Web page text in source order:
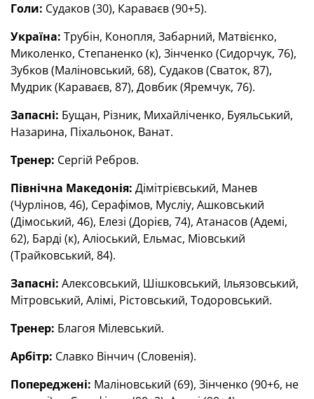
Голи: Судаков (30), Караваєв (90+5).
Україна: Трубін, Конопля, Забарний, Матвієнко,
Миколенко, Степаненко (к), Зінченко (Сидорчук, 76),
Зубков (Маліновський, 68), Судаков (Сваток, 87),
Мудрик (Караваєв, 87), Довбик (Яремчук, 76).
Запасні: Бущан, Різник, Михайліченко, Буяльський,
Назарина, Піхальонок, Ванат.
Тренер: Сергій Ребров.
Північна Македонія: Дімітрієвський, Манев
(Чурлінов, 46), Серафімов, Мусліу, Ашковський
(Дімоський, 46), Елезі (Дорієв, 74), Атанасов (Адемі,
62), Барді (к), Аліоський, Ельмас, Міовський
(Трайковський, 84).
Запасні: Алексовський, Шішковський, Ільязовський,
Мітровський, Алімі, Рістовський, Тодоровський.
Тренер: Благоя Мілевський.
Арбітр: Славко Вінчич (Словенія).
Попереджені: Маліновський (69), Зінченко (90+6, не